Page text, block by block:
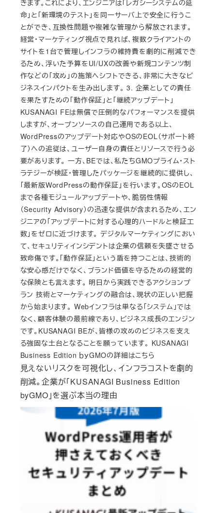
見えないリスクを可視化し、インフラコストを劇的
削減。企業が「KUSANAGI Business Edition
byGMO」を選ぶ本当の理由
きます。これにより、エンジニアは「レガシーシステムの延
命」と「新環境のテスト」を同一サーバ上で安全に行うこ
とができ、互換性問題や複雑な管理から解放されます。
経営・マーケティング視点で見れば、複数クライアントの
サイトを1台で管理しインフラの維持費を劇的に削減でき
るため、浮いた予算をUI/UXの改善や新規コンテンツ制
作などの「攻め」の施策へシフトできる、非常に大きなビ
ジネスインパクトを生み出します。 3. 企業としての責任
を果たすための「動作保証」と「継続アップデート」
KUSANAGI FEは無償で圧倒的なパフォーマンスを提供
しますが、オープンソースの自己運用である以上、
WordPressのアップデート対応やOSのEOL（サポート終
了）への追従は、ユーザー自身の責任とリソースで行う必
要があります。 一方、BEでは、私たちGMOプライム・スト
ラテジーが検証・管理したパッケージを継続的に提供し、
「最新版WordPressの動作保証」を行います。OSのEOL
まで各種モジュールアップデートや、脆弱性情報
（Security Advisory）の迅速な提供が含まれるため、エン
ジニアの「アップデートに対する心理的ハードルと検証工
数」をゼロに近づけます。 デジタルマーケティングにおい
て、セキュリティインシデントは企業の信頼を失墜させる
致命傷です。「動作保証」という盾を持つことは、技術的
な安心感だけでなく、ブランド価値を守るための経営的
な保険とも言えます。 明日から実践できるアクションプ
ラン 技術とマーケティングの融合は、現状の正しい把握
から始まります。 Webインフラは単なる「システム」では
なく、顧客体験の最前線であり、ビジネス成長のエンジン
です。KUSANAGI BEが、皆様の攻めのビジネスを支え
る強固な土台となることを願っています。 KUSANAGI
Business Edition ｂｙGMOの詳細はこちら